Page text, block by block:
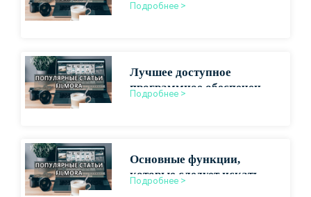
обеспечения Magix для
Подробнее >
Лучшее доступное
программное обеспечение
для монтажа
Подробнее >
Основные функции,
которые следует искать в
недорогом программном
Подробнее >